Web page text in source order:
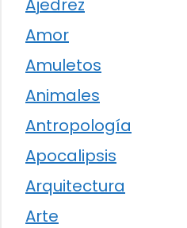
Ajedrez
Amor
Amuletos
Animales
Antropología
Apocalipsis
Arquitectura
Arte